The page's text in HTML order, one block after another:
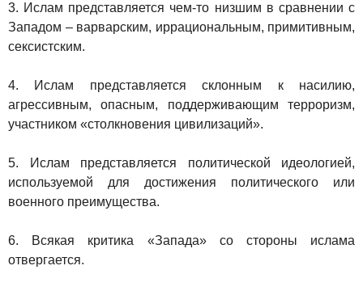
3. Ислам представляется чем-то низшим в сравнении с
Западом – варварским, иррациональным, примитивным,
сексистским.
4. Ислам представляется склонным к насилию,
агрессивным, опасным, поддерживающим терроризм,
участником «столкновения цивилизаций».
5. Ислам представляется политической идеологией,
используемой для достижения политического или
военного преимущества.
6. Всякая критика «Запада» со стороны ислама
отвергается.